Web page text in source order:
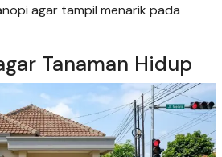
agar tampil menarik pada
Tanaman Hidup